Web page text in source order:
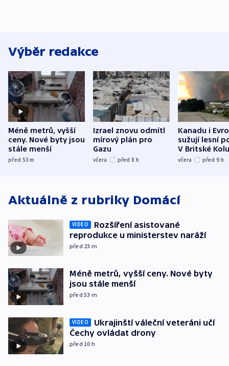
Výběr redakce
Méně metrů, vyšší
ceny. Nové byty jsou
stále menší
před 53m
Izrael znovu odmítl
mírový plán pro
Gazu
včera před 8 h
Kanadu i
sužují lesní
V Britské
evakuovali
včera před 9 h
Aktuálně z rubriky Domácí
VIDEO
Rozšíření asistované
reprodukce u ministerstev naráží
před 23 m
Méně metrů, vyšší ceny. Nové byty
jsou stále menší
před 53 m
VIDEO
Ukrajinští váleční veteráni učí
Čechy ovládat drony
před 10 h